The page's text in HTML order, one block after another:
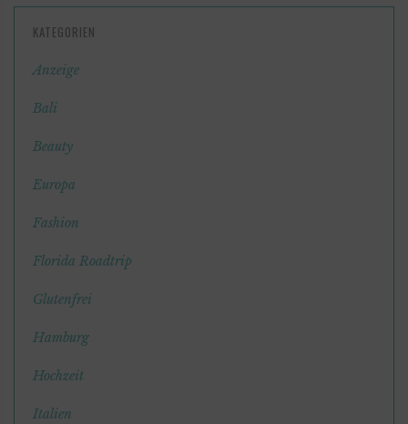
KATEGORIEN
Anzeige
Bali
Beauty
Europa
Fashion
Florida Roadtrip
Glutenfrei
Hamburg
Hochzeit
Italien